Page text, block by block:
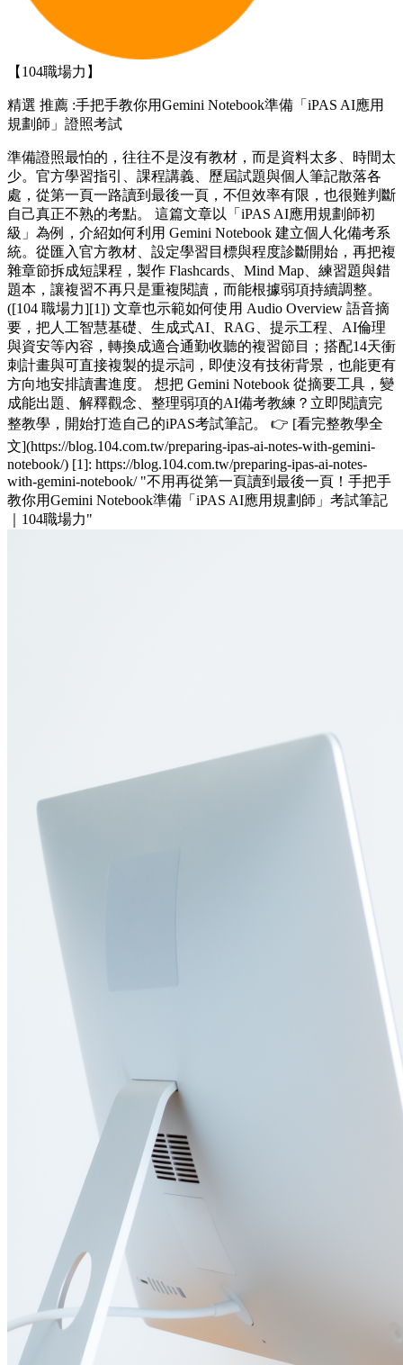
【104職場力】
精選 推薦 :手把手教你用Gemini Notebook準備「iPAS AI應用
規劃師」證照考試
準備證照最怕的，往往不是沒有教材，而是資料太多、時間太
少。官方學習指引、課程講義、歷屆試題與個人筆記散落各
處，從第一頁一路讀到最後一頁，不但效率有限，也很難判斷
自己真正不熟的考點。 這篇文章以「iPAS AI應用規劃師初
級」為例，介紹如何利用 Gemini Notebook 建立個人化備考系
統。從匯入官方教材、設定學習目標與程度診斷開始，再把複
雜章節拆成短課程，製作 Flashcards、Mind Map、練習題與錯
題本，讓複習不再只是重複閱讀，而能根據弱項持續調整。
([104 職場力][1]) 文章也示範如何使用 Audio Overview 語音摘
要，把人工智慧基礎、生成式AI、RAG、提示工程、AI倫理
與資安等內容，轉換成適合通勤收聽的複習節目；搭配14天衝
刺計畫與可直接複製的提示詞，即使沒有技術背景，也能更有
方向地安排讀書進度。 想把 Gemini Notebook 從摘要工具，變
成能出題、解釋觀念、整理弱項的AI備考教練？立即閱讀完
整教學，開始打造自己的iPAS考試筆記。 👉 [看完整教學全
文](https://blog.104.com.tw/preparing-ipas-ai-notes-with-gemini-
notebook/) [1]: https://blog.104.com.tw/preparing-ipas-ai-notes-
with-gemini-notebook/ "不用再從第一頁讀到最後一頁！手把手
教你用Gemini Notebook準備「iPAS AI應用規劃師」考試筆記
｜104職場力"